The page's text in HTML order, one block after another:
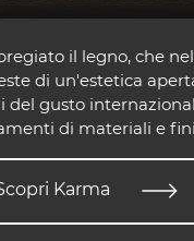
il legno, che
di un'estetica
del gusto
di materiali e
Karma